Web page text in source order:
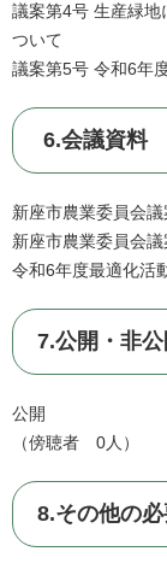
議案第4号 生産緑地
ついて
議案第5号 令和6年
6.会議資料
新座市農業委員会
新座市農業委員会
令和6年度最適化活
7.公開・非公
公開
（傍聴者 0人）
8.その他の